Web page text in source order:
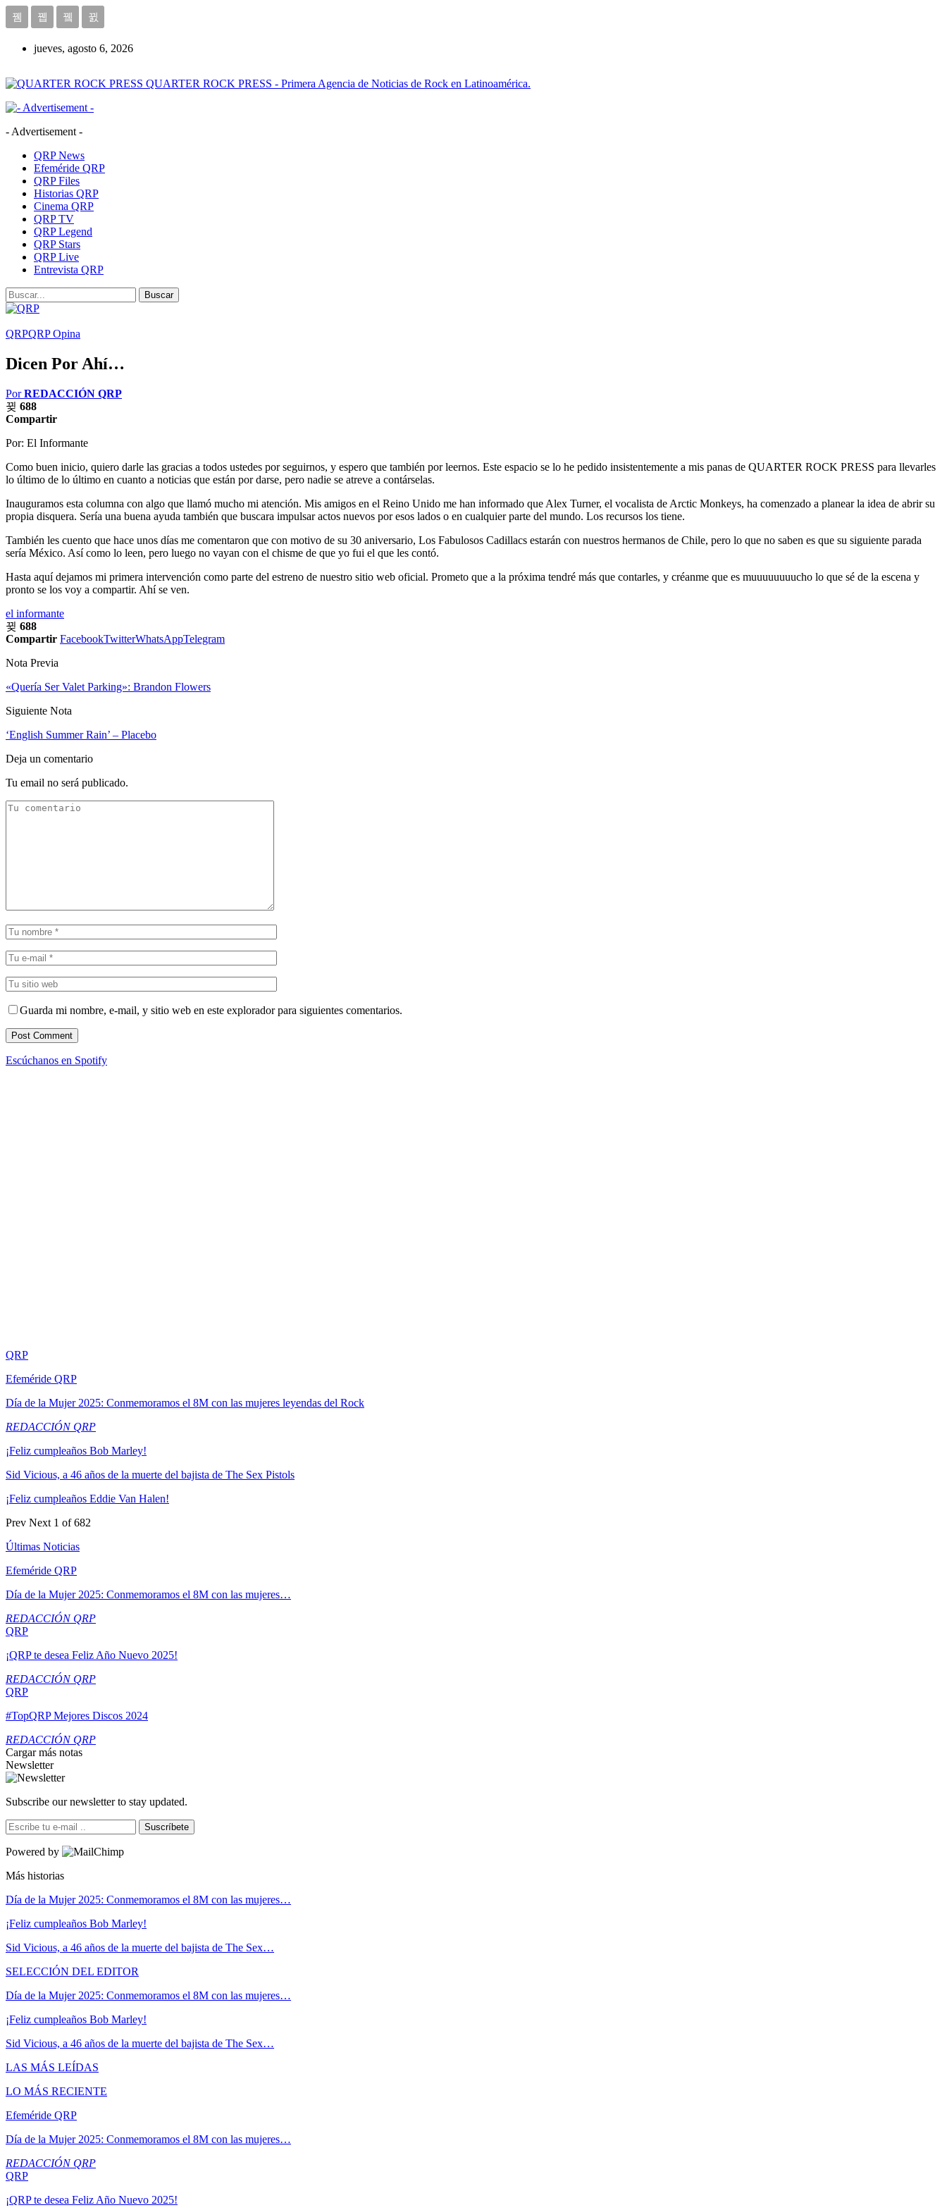
jueves, agosto 6, 2026
QUARTER ROCK PRESS - Primera Agencia de Noticias de Rock en Latinoamérica.
- Advertisement -
QRP News
Efeméride QRP
QRP Files
Historias QRP
Cinema QRP
QRP TV
QRP Legend
QRP Stars
QRP Live
Entrevista QRP
QRPQRP Opina
Dicen Por Ahí…
PorREDACCIÓN QRP
688
Compartir
Por: El Informante
Como buen inicio, quiero darle las gracias a todos ustedes por seguirnos, y espero que también por leernos. Este espacio se lo he pedido insistentemente a mis panas de QUARTER ROCK PRESS para llevarles
lo último de lo último en cuanto a noticias que están por darse, pero nadie se atreve a contárselas.
Inauguramos esta columna con algo que llamó mucho mi atención. Mis amigos en el Reino Unido me han informado que Alex Turner, el vocalista de Arctic Monkeys, ha comenzado a planear la idea de abrir su
propia disquera. Sería una buena ayuda también que buscara impulsar actos nuevos por esos lados o en cualquier parte del mundo. Los recursos los tiene.
También les cuento que hace unos días me comentaron que con motivo de su 30 aniversario, Los Fabulosos Cadillacs estarán con nuestros hermanos de Chile, pero lo que no saben es que su siguiente parada
sería México. Así como lo leen, pero luego no vayan con el chisme de que yo fui el que les contó.
Hasta aquí dejamos mi primera intervención como parte del estreno de nuestro sitio web oficial. Prometo que a la próxima tendré más que contarles, y créanme que es muuuuuuuucho lo que sé de la escena y
pronto se los voy a compartir. Ahí se ven.
el informante
688
Compartir FacebookTwitterWhatsAppTelegram
Nota Previa
«Quería Ser Valet Parking»: Brandon Flowers
Siguiente Nota
‘English Summer Rain’ – Placebo
Deja un comentario
Tu email no será publicado.
Guarda mi nombre, e-mail, y sitio web en este explorador para siguientes comentarios.
Escúchanos en Spotify
QRP
Efeméride QRP
Día de la Mujer 2025: Conmemoramos el 8M con las mujeres leyendas del Rock
REDACCIÓN QRP
¡Feliz cumpleaños Bob Marley!
Sid Vicious, a 46 años de la muerte del bajista de The Sex Pistols
¡Feliz cumpleaños Eddie Van Halen!
Prev Next 1 of 682
Últimas Noticias
Efeméride QRP
Día de la Mujer 2025: Conmemoramos el 8M con las mujeres…
REDACCIÓN QRP
QRP
¡QRP te desea Feliz Año Nuevo 2025!
REDACCIÓN QRP
QRP
#TopQRP Mejores Discos 2024
REDACCIÓN QRP
Cargar más notas
Newsletter
Subscribe our newsletter to stay updated.
Suscríbete
Powered by
Más historias
Día de la Mujer 2025: Conmemoramos el 8M con las mujeres…
¡Feliz cumpleaños Bob Marley!
Sid Vicious, a 46 años de la muerte del bajista de The Sex…
SELECCIÓN DEL EDITOR
Día de la Mujer 2025: Conmemoramos el 8M con las mujeres…
¡Feliz cumpleaños Bob Marley!
Sid Vicious, a 46 años de la muerte del bajista de The Sex…
LAS MÁS LEÍDAS
LO MÁS RECIENTE
Efeméride QRP
Día de la Mujer 2025: Conmemoramos el 8M con las mujeres…
REDACCIÓN QRP
QRP
¡QRP te desea Feliz Año Nuevo 2025!